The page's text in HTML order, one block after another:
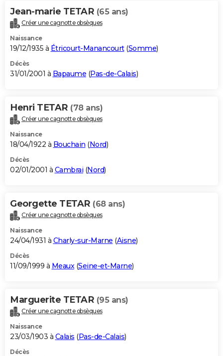
Jean-marie TETAR (65 ans)
Créer une cagnotte obsèques
Naissance
19/12/1935 à Étricourt-Manancourt(Somme)
Décès
31/01/2001 à Bapaume (Pas-de-Calais)
Henri TETAR (78 ans)
Créer une cagnotte obsèques
Naissance
18/04/1922 à Bouchain (Nord)
Décès
02/01/2001 à Cambrai (Nord)
Georgette TETAR (68 ans)
Créer une cagnotte obsèques
Naissance
24/04/1931 à Charly-sur-Marne (Aisne)
Décès
11/09/1999 à Meaux(Seine-et-Marne)
Marguerite TETAR (95 ans)
Créer une cagnotte obsèques
Naissance
23/03/1903 à Calais (Pas-de-Calais)
Décès